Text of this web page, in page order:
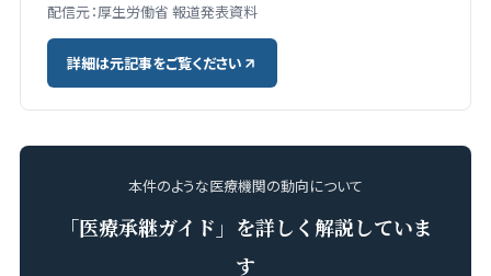
配信元：厚生労働省 報道発表資料
詳細は元記事をご覧ください
本件のような医療機関の動向について
「医療承継ガイド」を詳しく解説していま
す